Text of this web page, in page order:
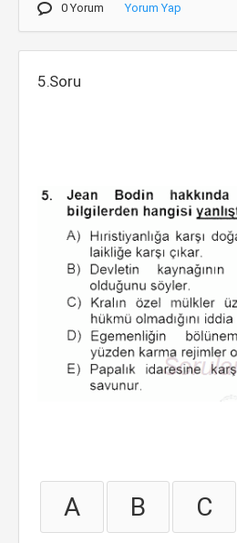
0 Yorum Yorum Yap
5.Soru
A B C